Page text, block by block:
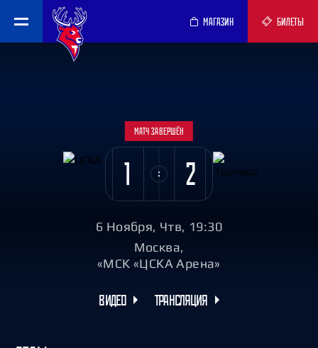
МАГАЗИН БИЛЕТЫ
МАТЧ ЗАВЕРШЁН
1 2
6 Ноября, Чтв, 19:30
Москва,
«МСК «ЦСКА Арена»
ВИДЕО ТРАНСЛЯЦИЯ